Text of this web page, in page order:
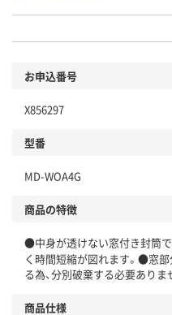
お申込番号
X856297
型番
MD-WOA4G
商品の特徴
●中身が透けない窓付き封筒
く時間短縮が図れます。●窓
る為、分別破棄する必要ありま
商品仕様